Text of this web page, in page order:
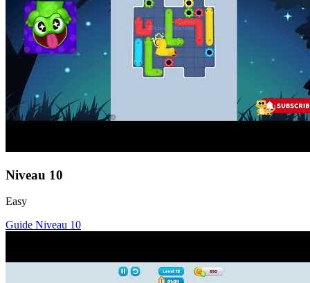
Niveau 10
Easy
Guide Niveau 10